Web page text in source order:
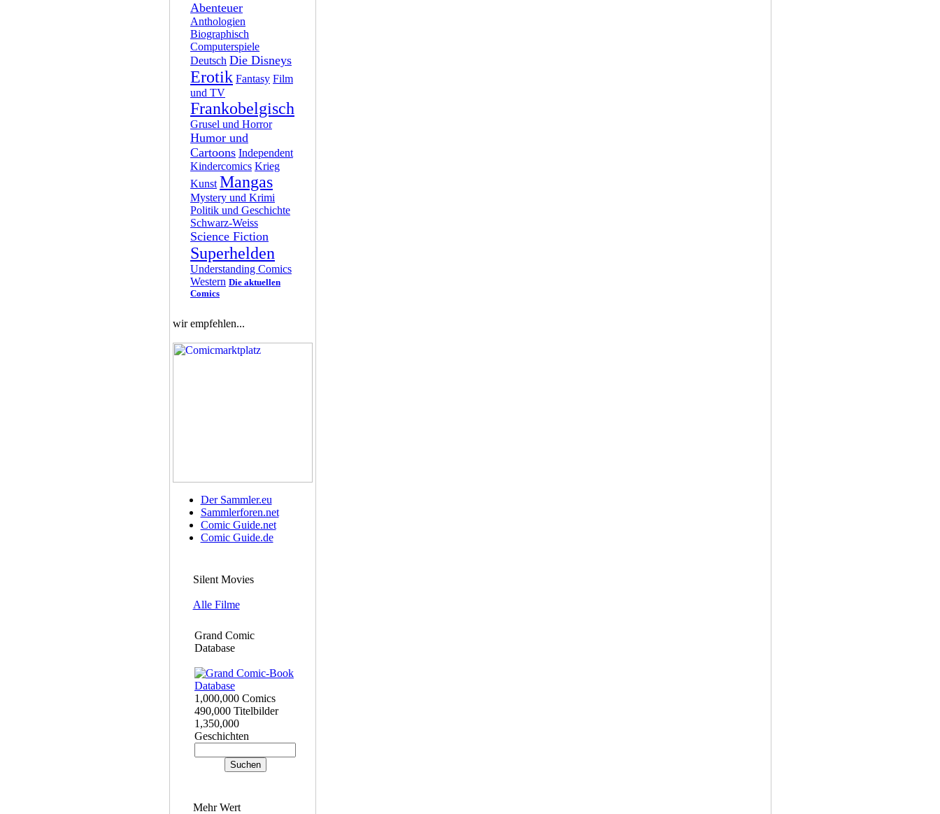
Abenteuer
Anthologien
Biographisch
Computerspiele
Deutsch Die Disneys
Erotik Fantasy Film
und TV
Frankobelgisch
Grusel und Horror
Humor und
Cartoons Independent
Kindercomics Krieg
Kunst Mangas
Mystery und Krimi
Politik und Geschichte
Schwarz-Weiss
Science Fiction
Superhelden
Understanding Comics
Western Die aktuellen
Comics
wir empfehlen...
Der Sammler.eu
Sammlerforen.net
Comic Guide.net
Comic Guide.de
Silent Movies
Alle Filme
Grand Comic
Database
1,000,000 Comics
490,000 Titelbilder
1,350,000
Geschichten
Mehr Wert